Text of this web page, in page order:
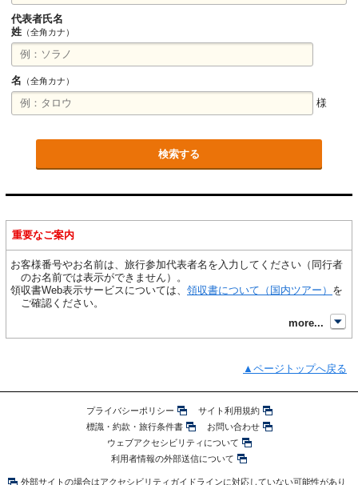
代表者氏名
姓 （全角カナ）
名 （全角カナ）
様
重要なご案内
more...
お客様番号やお名前は、旅行参加代表者名を入力してください（同行者
のお名前では表示ができません）。
領収書Web表示サービスについては、 領収書について（国内ツアー） を
ご確認ください。
ページトップへ戻る
プライバシーポリシー
サイト利用規約
標識・約款・旅行条件書
お問い合わせ
ウェブアクセシビリティについて
利用者情報の外部送信について
外部サイトの場合はアクセシビリティガイドラインに対応していない可能性があり